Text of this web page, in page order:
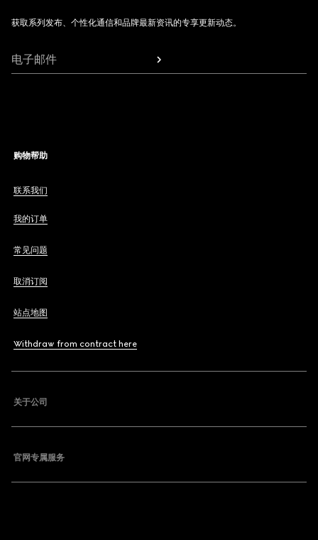
获取系列发布、个性化通信和品牌最新资讯的专享更新动态。
电子邮件
购物帮助
联系我们
我的订单
常见问题
取消订阅
站点地图
Withdraw from contract here
关于公司
官网专属服务